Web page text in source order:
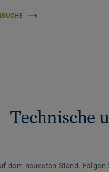
Technische
dem neuesten Stand. Folgen